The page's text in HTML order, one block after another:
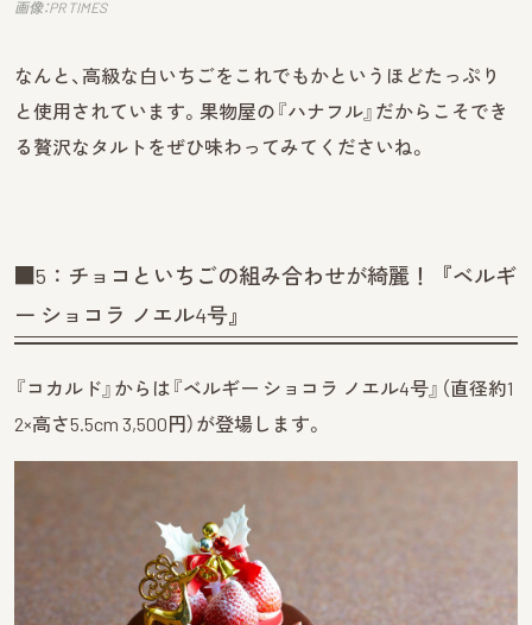
画像：PR TIMES
なんと、高級な白いちごをこれでもかというほどたっぷり
と使用されています。果物屋の『ハナフル』だからこそでき
る贅沢なタルトをぜひ味わってみてくださいね。
■5：チョコといちごの組み合わせが綺麗！『ベルギ
ー ショコラ ノエル4号』
『コカルド』からは『ベルギー ショコラ ノエル4号』（直径約1
2×高さ5.5cm 3,500円）が登場します。